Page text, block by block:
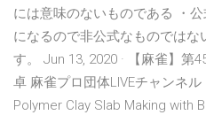
には意味のないものである ・
になるので非公式なものではな
す。 Jun 13, 2020 · 【麻雀】第
卓 麻雀プロ団体LIVEチャンネ
Polymer Clay Slab Making with